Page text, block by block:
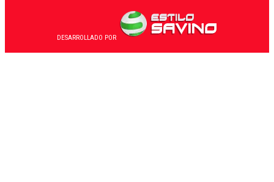
DESARROLLADO POR